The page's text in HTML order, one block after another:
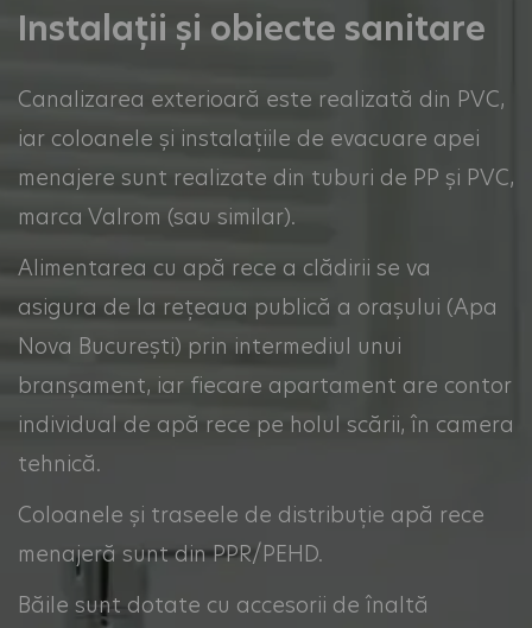
Instalații și obiecte sanitare
Canalizarea exterioară este realizată din PVC,
iar coloanele și instalațiile de evacuare apei
menajere sunt realizate din tuburi de PP și PVC,
marca Valrom (sau similar).
Alimentarea cu apă rece a clădirii se va
asigura de la rețeaua publică a oraşului (Apa
Nova Bucureşti) prin intermediul unui
branşament, iar fiecare apartament are contor
individual de apă rece pe holul scării, în camera
tehnică.
Coloanele şi traseele de distribuție apă rece
menajeră sunt din PPR/PEHD.
Băile sunt dotate cu accesorii de înaltă